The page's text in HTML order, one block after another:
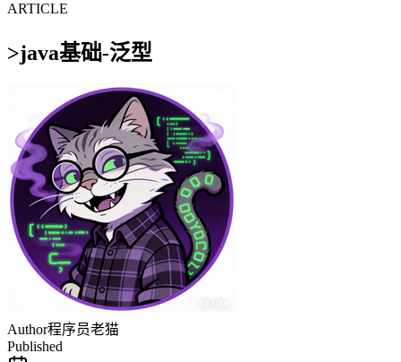
ARTICLE
>java基础-泛型
Author程序员老猫
Published